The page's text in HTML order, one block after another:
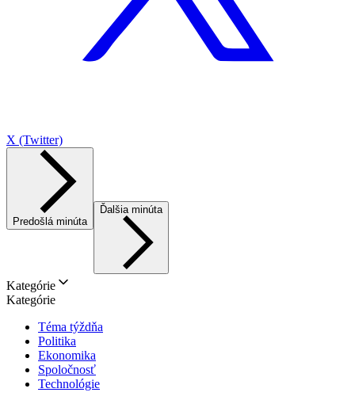
X (Twitter)
Predošlá minúta
Ďalšia minúta
Kategórie
Kategórie
Téma týždňa
Politika
Ekonomika
Spoločnosť
Technológie